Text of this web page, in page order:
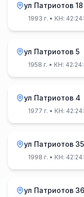
ул Патриотов 18
1993 г. • КН:
ул Патриотов 5
1958 г. • КН:
ул Патриотов 4
1977 г. • КН:
ул Патриотов
1998 г. • КН:
ул Патриотов 36